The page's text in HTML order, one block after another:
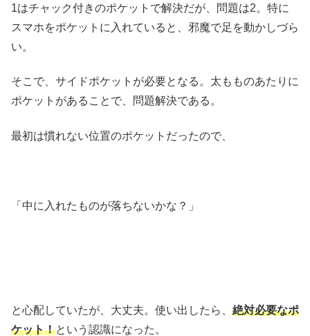
1はチャック付きのポケットで解決だが、問題は2。特に
スマホをポケットに入れていると、邪魔で足を動かしづら
い。
そこで、サイドポケットが必要となる。太もものあたりに
ポケットがあることで、問題解決である。
最初は慣れない位置のポケットだったので、
「中に入れたものが落ちないかな？」
と心配していたが、大丈夫。使い出したら、 絶対必要なポ
ケット！という認識になった。